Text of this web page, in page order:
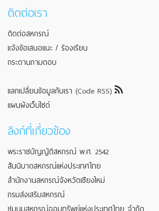
ติดต่อเรา
ติดต่อสหกรณ์
แจ้งข้อเสนอแนะ / ร้องเรียน
กระดานถามตอบ
แลกเปลี่ยนข้อมูลกับเรา (Code RSS)
แผนผังเว็บไซต์
ลิงก์ที่เกี่ยวข้อง
พระราชบัญญัติสหกรณ์ พ.ศ. 2542
สันนิบาตสหกรณ์แห่งประเทศไทย
สำนักงานสหกรณ์จังหวัดเชียงใหม่
กรมส่งเสริมสหกรณ์